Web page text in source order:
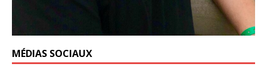
MÉDIAS SOCIAUX